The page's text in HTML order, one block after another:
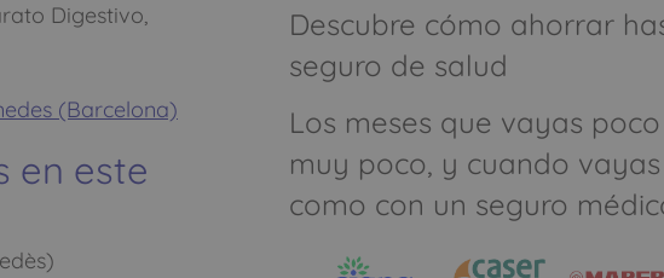
Digestivo,
(Barcelona)
en este
Descubre cómo ahorrar
seguro de salud
Los meses que vayas
muy poco, y cuando
como con un seguro